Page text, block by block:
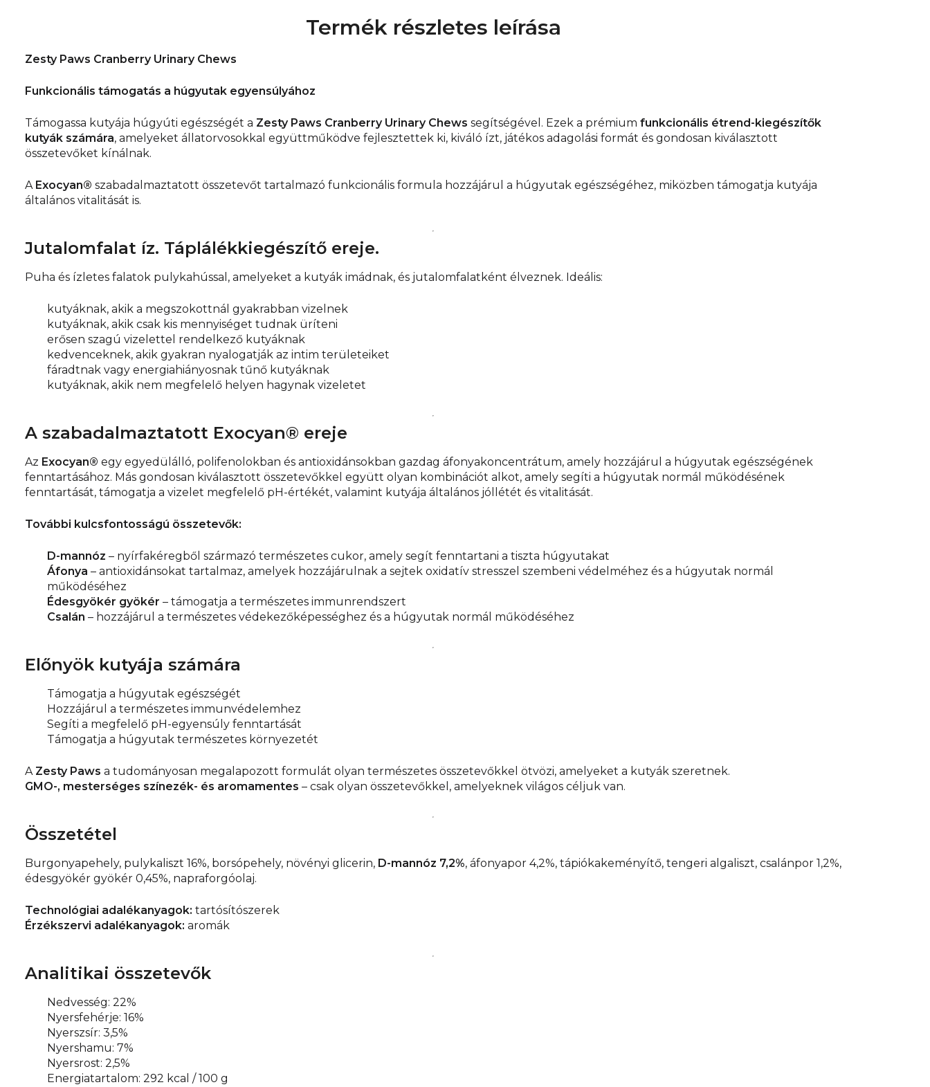
Zbraslavská 22/49
159 00 Prága
Termék részletes leírása
Zesty Paws Cranberry Urinary Chews
Funkcionális támogatás a húgyutak egyensúlyához
Támogassa kutyája húgyúti egészségét a Zesty Paws Cranberry Urinary Chews segítségével. Ezek a prémium funkcionális étrend-kiegészítők
kutyák számára, amelyeket állatorvosokkal együttműködve fejlesztettek ki, kiváló ízt, játékos adagolási formát és gondosan kiválasztott
összetevőket kínálnak.
A Exocyan® szabadalmaztatott összetevőt tartalmazó funkcionális formula hozzájárul a húgyutak egészségéhez, miközben támogatja kutyája
általános vitalitását is.
Jutalomfalat íz. Táplálékkiegészítő ereje.
Puha és ízletes falatok pulykahússal, amelyeket a kutyák imádnak, és jutalomfalatként élveznek. Ideális:
kutyáknak, akik a megszokottnál gyakrabban vizelnek
kutyáknak, akik csak kis mennyiséget tudnak üríteni
erősen szagú vizelettel rendelkező kutyáknak
kedvenceknek, akik gyakran nyalogatják az intim területeiket
fáradtnak vagy energiahiányosnak tűnő kutyáknak
kutyáknak, akik nem megfelelő helyen hagynak vizeletet
A szabadalmaztatott Exocyan® ereje
Az Exocyan® egy egyedülálló, polifenolokban és antioxidánsokban gazdag áfonyakoncentrátum, amely hozzájárul a húgyutak egészségének
fenntartásához. Más gondosan kiválasztott összetevőkkel együtt olyan kombinációt alkot, amely segíti a húgyutak normál működésének
fenntartását, támogatja a vizelet megfelelő pH-értékét, valamint kutyája általános jóllétét és vitalitását.
További kulcsfontosságú összetevők:
D-mannóz – nyírfakéregből származó természetes cukor, amely segít fenntartani a tiszta húgyutakat
Áfonya – antioxidánsokat tartalmaz, amelyek hozzájárulnak a sejtek oxidatív stresszel szembeni védelméhez és a húgyutak normál
működéséhez
Édesgyökér gyökér – támogatja a természetes immunrendszert
Csalán – hozzájárul a természetes védekezőképességhez és a húgyutak normál működéséhez
Előnyök kutyája számára
Támogatja a húgyutak egészségét
Hozzájárul a természetes immunvédelemhez
Segíti a megfelelő pH-egyensúly fenntartását
Támogatja a húgyutak természetes környezetét
A Zesty Paws a tudományosan megalapozott formulát olyan természetes összetevőkkel ötvözi, amelyeket a kutyák szeretnek.
GMO-, mesterséges színezék- és aromamentes – csak olyan összetevőkkel, amelyeknek világos céljuk van.
Összetétel
Burgonyapehely, pulykaliszt 16%, borsópehely, növényi glicerin, D-mannóz 7,2%, áfonyapor 4,2%, tápiókakeményítő, tengeri algaliszt, csalánpor 1,2%,
édesgyökér gyökér 0,45%, napraforgóolaj.
Technológiai adalékanyagok: tartósítószerek
Érzékszervi adalékanyagok: aromák
Analitikai összetevők
Nedvesség: 22%
Nyersfehérje: 16%
Nyerszsír: 3,5%
Nyershamu: 7%
Nyersrost: 2,5%
Energiatartalom: 292 kcal / 100 g